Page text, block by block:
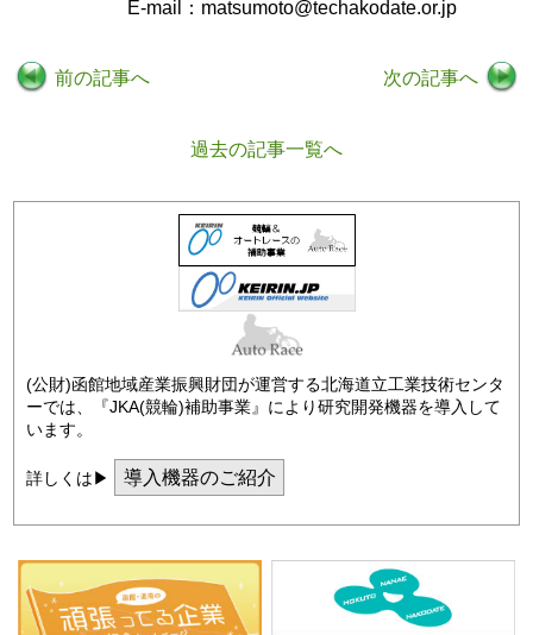
E-mail：matsumoto@techakodate.or.jp
前の記事へ 次の記事へ
過去の記事一覧へ
(公財)函館地域産業振興財団が運営する北海道立工業技術センタ
ーでは、『JKA(競輪)補助事業』により研究開発機器を導入して
います。
詳しくは▶ 導入機器のご紹介